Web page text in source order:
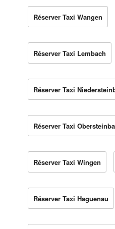
Réserver Taxi Wangen
Réserver Taxi Lembach
Réserver Taxi
Réserver Taxi
Réserver Taxi Wingen
Réserver Taxi Haguenau